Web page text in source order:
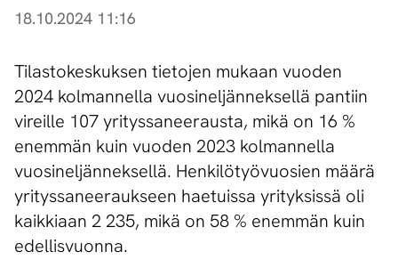
18.10.2024 11:16
Tilastokeskuksen tietojen mukaan vuoden
2024 kolmannella vuosineljänneksellä pantiin
vireille 107 yrityssaneerausta, mikä on 16 %
enemmän kuin vuoden 2023 kolmannella
vuosineljänneksellä. Henkilötyövuosien määrä
yrityssaneeraukseen haetuissa yrityksissä oli
kaikkiaan 2 235, mikä on 58 % enemmän kuin
edellisvuonna.